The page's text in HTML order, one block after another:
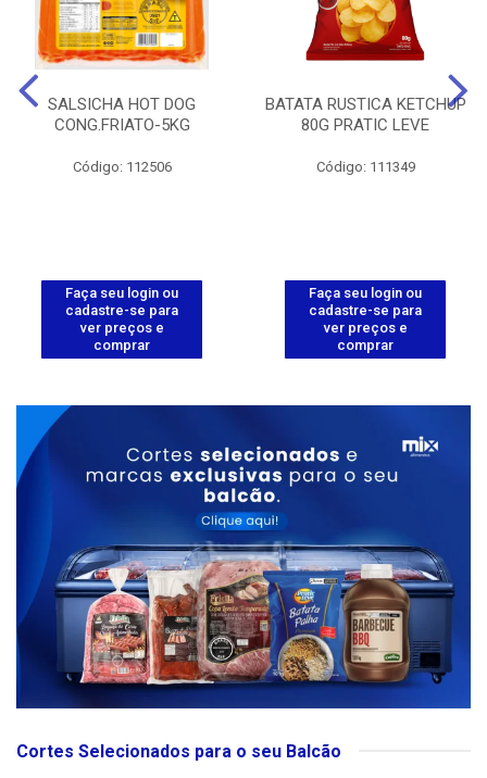
SALSICHA HOT DOG
CONG.FRIATO-5KG
Código: 112506
Faça seu login ou
cadastre-se para
ver preços e
comprar
BATATA RUSTICA KETCHUP
80G PRATIC LEVE
Código: 111349
Faça seu login ou
cadastre-se para
ver preços e
comprar
Cortes Selecionados para o seu Balcão